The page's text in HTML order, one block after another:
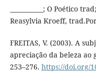
___________; O Poético
Reasylvia Kroeff,
FREITAS, V. (2003). A
apreciação da beleza ao
253–276. https://doi.org/